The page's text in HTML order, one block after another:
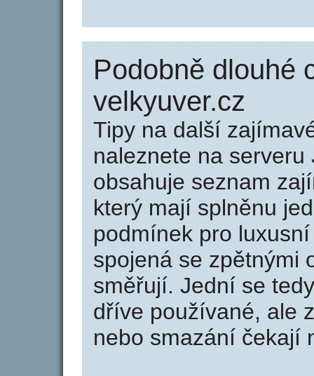
Podobně dlouhé
velkyuver.cz
Tipy na další
naleznete na serveru
obsahuje seznam
který mají splněnu
podmínek pro
spojená se zpětnými
směřují. Jední se
dříve používané, ale
nebo smazání čekají